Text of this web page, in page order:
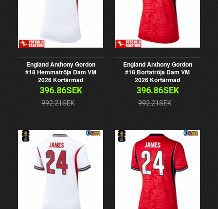
England Anthony Gordon
#18 Hemmatröja Dam VM
2026 Kortärmad
396.86SEK
992.21SEK
England Anthony Gordon
#18 Bortatröja Dam VM
2026 Kortärmad
396.86SEK
992.21SEK